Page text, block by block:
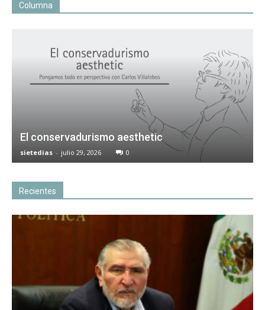
Columna
El conservadurismo aesthetic
sietedias - julio 29, 2026 0
Recientes